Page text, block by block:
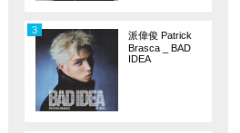
派偉俊 Patrick
Brasca _ BAD
IDEA
3